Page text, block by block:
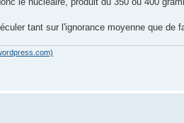
tant sur l'ignorance moyenne que de